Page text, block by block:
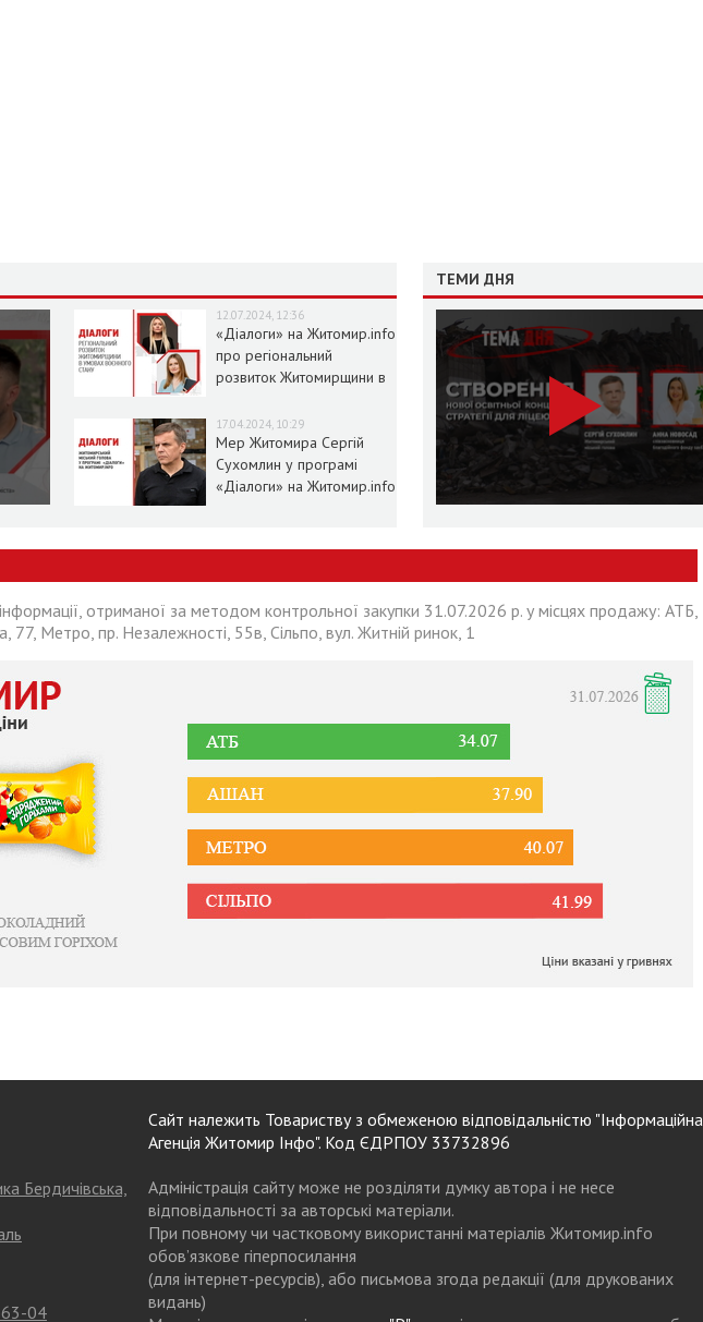
12.07.2024, 12:36
«Діалоги» на Житомир.info
про регіональний
розвиток Житомирщини в
17.04.2024, 10:29
Мер Житомира Сергій
Сухомлин у програмі
«Діалоги» на Житомир.info
ТЕМИ ДНЯ
отриманої за методом контрольної закупки 31.07.2026 р. у місцях продажу: АТБ,
77, Метро, пр. Незалежності, 55в, Сільпо, вул. Житній ринок, 1
Бердичівська,
04
Сайт належить Товариству з обмеженою відповідальністю "Інформаційна
Агенція Житомир Інфо". Код ЄДРПОУ 33732896
Адміністрація сайту може не розділяти думку автора і не несе
відповідальності за авторські матеріали.
При повному чи частковому використанні матеріалів Житомир.info
обов’язкове гіперпосилання
(для інтернет-ресурсів), або письмова згода редакції (для друкованих
видань)